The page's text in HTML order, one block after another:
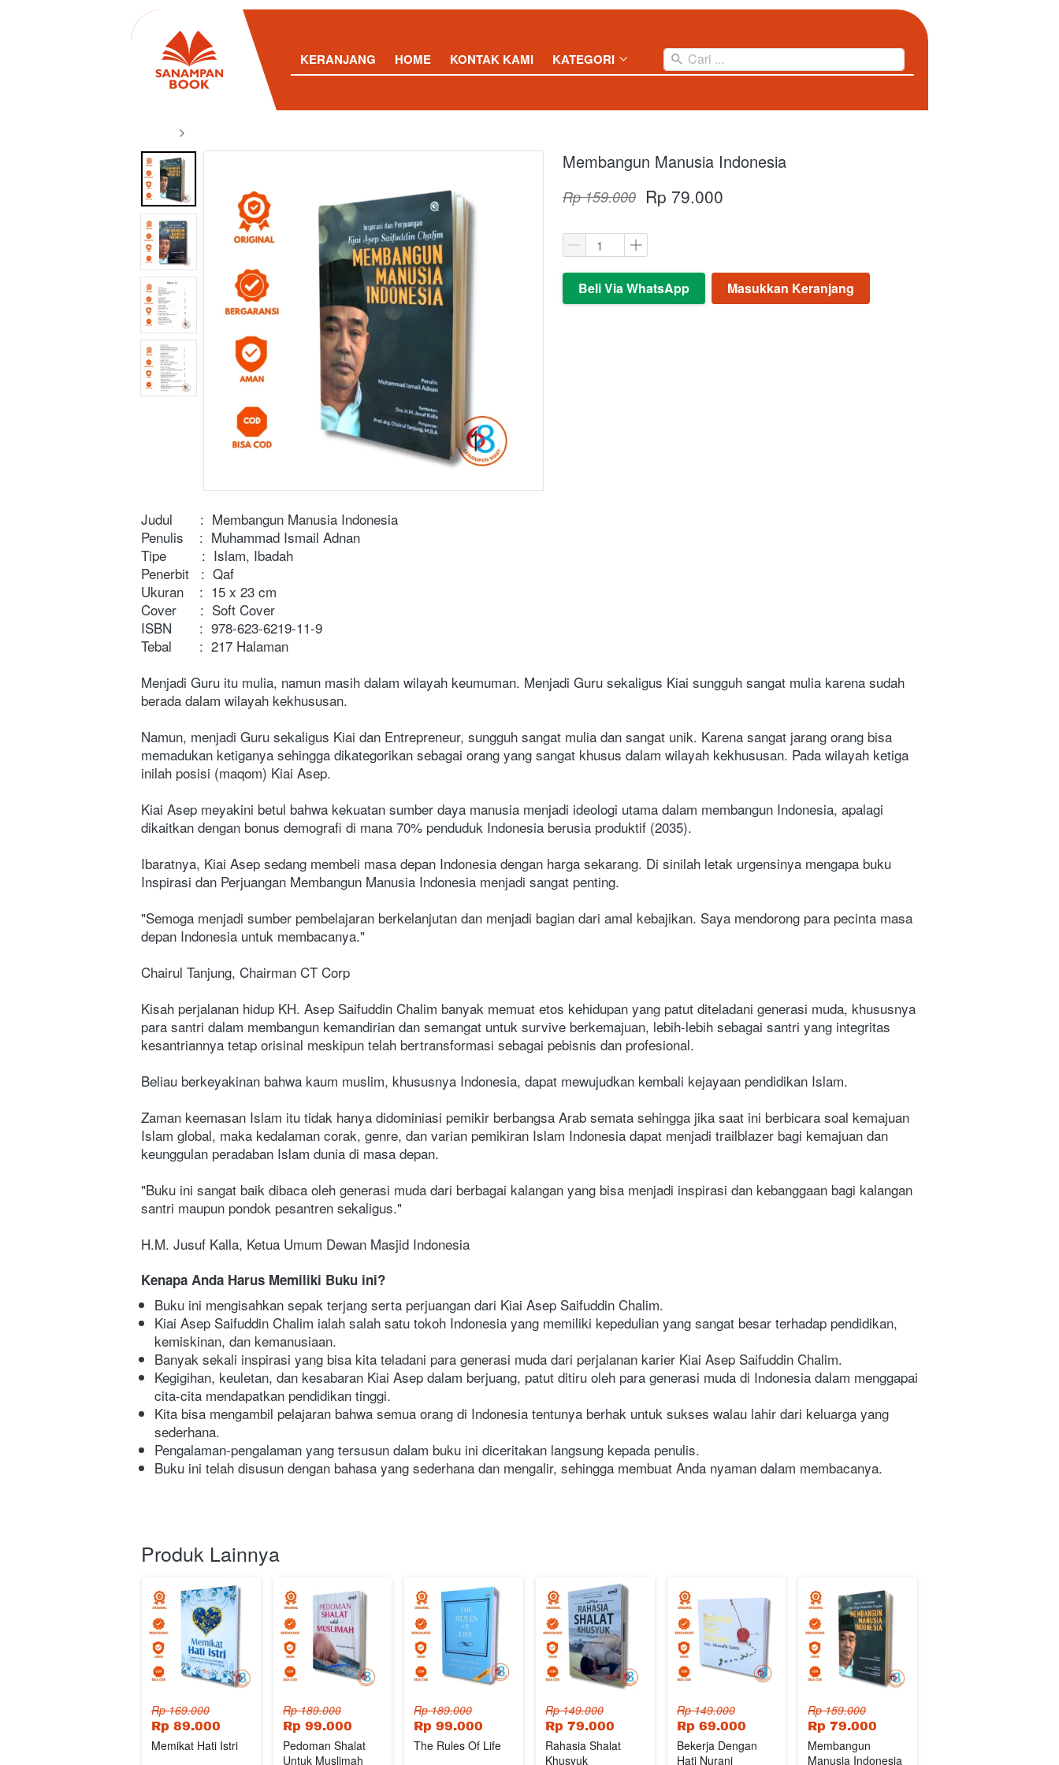
KERANJANG HOME KONTAK KAMI KATEGORI Cari ...
Membangun Manusia Indonesia
Rp 159.000 Rp 79.000
`Beli Via WhatsApp `Masukkan Keranjang
Judul       :  Membangun Manusia Indonesia
Penulis    :  Muhammad Ismail Adnan
Tipe         :  Islam, Ibadah
Penerbit   :  Qaf
Ukuran    :  15 x 23 cm
Cover      :  Soft Cover
ISBN       :  978-623-6219-11-9
Tebal       :  217 Halaman
Menjadi Guru itu mulia, namun masih dalam wilayah keumuman. Menjadi Guru sekaligus Kiai sungguh sangat mulia karena sudah
berada dalam wilayah kekhususan.
Namun, menjadi Guru sekaligus Kiai dan Entrepreneur, sungguh sangat mulia dan sangat unik. Karena sangat jarang orang bisa
memadukan ketiganya sehingga dikategorikan sebagai orang yang sangat khusus dalam wilayah kekhususan. Pada wilayah ketiga
inilah posisi (maqom) Kiai Asep.
Kiai Asep meyakini betul bahwa kekuatan sumber daya manusia menjadi ideologi utama dalam membangun Indonesia, apalagi
dikaitkan dengan bonus demografi di mana 70% penduduk Indonesia berusia produktif (2035).
Ibaratnya, Kiai Asep sedang membeli masa depan Indonesia dengan harga sekarang. Di sinilah letak urgensinya mengapa buku
Inspirasi dan Perjuangan Membangun Manusia Indonesia menjadi sangat penting.
"Semoga menjadi sumber pembelajaran berkelanjutan dan menjadi bagian dari amal kebajikan. Saya mendorong para pecinta masa
depan Indonesia untuk membacanya."
Chairul Tanjung, Chairman CT Corp
Kisah perjalanan hidup KH. Asep Saifuddin Chalim banyak memuat etos kehidupan yang patut diteladani generasi muda, khususnya
para santri dalam membangun kemandirian dan semangat untuk survive berkemajuan, lebih-lebih sebagai santri yang integritas
kesantriannya tetap orisinal meskipun telah bertransformasi sebagai pebisnis dan profesional.
Beliau berkeyakinan bahwa kaum muslim, khususnya Indonesia, dapat mewujudkan kembali kejayaan pendidikan Islam.
Zaman keemasan Islam itu tidak hanya didominiasi pemikir berbangsa Arab semata sehingga jika saat ini berbicara soal kemajuan
Islam global, maka kedalaman corak, genre, dan varian pemikiran Islam Indonesia dapat menjadi trailblazer bagi kemajuan dan
keunggulan peradaban Islam dunia di masa depan.
"Buku ini sangat baik dibaca oleh generasi muda dari berbagai kalangan yang bisa menjadi inspirasi dan kebanggaan bagi kalangan
santri maupun pondok pesantren sekaligus."
H.M. Jusuf Kalla, Ketua Umum Dewan Masjid Indonesia
Kenapa Anda Harus Memiliki Buku ini?
Buku ini mengisahkan sepak terjang serta perjuangan dari Kiai Asep Saifuddin Chalim.
Kiai Asep Saifuddin Chalim ialah salah satu tokoh Indonesia yang memiliki kepedulian yang sangat besar terhadap pendidikan,
kemiskinan, dan kemanusiaan.
Banyak sekali inspirasi yang bisa kita teladani para generasi muda dari perjalanan karier Kiai Asep Saifuddin Chalim.
Kegigihan, keuletan, dan kesabaran Kiai Asep dalam berjuang, patut ditiru oleh para generasi muda di Indonesia dalam menggapai
cita-cita mendapatkan pendidikan tinggi.
Kita bisa mengambil pelajaran bahwa semua orang di Indonesia tentunya berhak untuk sukses walau lahir dari keluarga yang
sederhana.
Pengalaman-pengalaman yang tersusun dalam buku ini diceritakan langsung kepada penulis.
Buku ini telah disusun dengan bahasa yang sederhana dan mengalir, sehingga membuat Anda nyaman dalam membacanya.
Produk Lainnya
Rp 169.000
Rp 89.000
Memikat Hati Istri
Rp 189.000
Rp 99.000
Pedoman Shalat
Untuk Muslimah
Rp 189.000
Rp 99.000
The Rules Of Life
Rp 149.000
Rp 79.000
Rahasia Shalat
Khusyuk
Rp 149.000
Rp 69.000
Bekerja Dengan
Hati Nurani
Rp 159.000
Rp 79.000
Membangun
Manusia Indonesia